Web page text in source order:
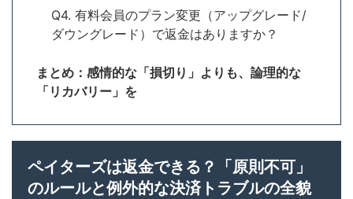
Q4. 有料会員のプラン変更（アップグレード/
ダウングレード）で返金はありますか？
まとめ：感情的な「損切り」よりも、論理的な
「リカバリー」を
ペイターズは返金できる？「原則不可」
のルールと例外的な決済トラブルの全貌